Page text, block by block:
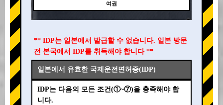
여권
** IDP는 일본에서 발급할 수 없습니다. 일본 방문
전 본국에서 IDP를 취득해야 합니다 **
일본에서 유효한 국제운전면허증(IDP)
IDP는 다음의 모든 조건(①~⑦)을 충족해야 합
니다.